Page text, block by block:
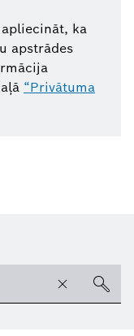
ka
apstrādes
“Privātuma